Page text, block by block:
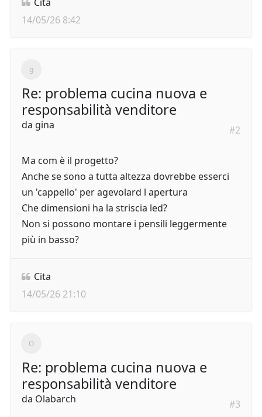
14/05/26 8:42
Re: problema cucina nuova e
responsabilità venditore
#2
da gina
Ma com è il progetto?
Anche se sono a tutta altezza dovrebbe esserci
un 'cappello' per agevolard l apertura
Che dimensioni ha la striscia led?
Non si possono montare i pensili leggermente
più in basso?
Cita
14/05/26 21:10
Re: problema cucina nuova e
responsabilità venditore
#3
da Olabarch